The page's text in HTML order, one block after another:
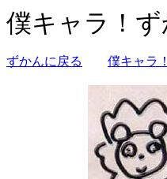
僕キャラ！ず
ずかんに戻る 僕キャラ